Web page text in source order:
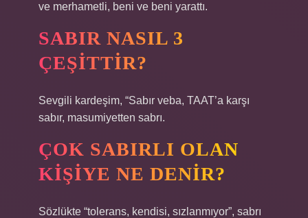
ve merhametli, beni ve beni yarattı.
SABIR NASIL 3
ÇEŞITTIR?
Sevgili kardeşim, “Sabır veba, TAAT’a karşı
sabır, masumiyetten sabrı.
ÇOK SABIRLI OLAN
KIŞIYE NE DENIR?
Sözlükte “tolerans, kendisi, sızlanmıyor”, sabrı